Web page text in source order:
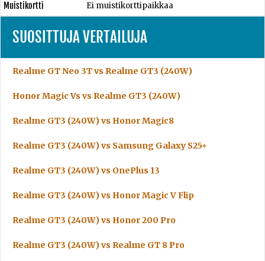
Muistikortti
Ei muistikorttipaikkaa
SUOSITTUJA VERTAILUJA
Realme GT Neo 3T vs Realme GT3 (240W)
Honor Magic Vs vs Realme GT3 (240W)
Realme GT3 (240W) vs Honor Magic8
Realme GT3 (240W) vs Samsung Galaxy S25+
Realme GT3 (240W) vs OnePlus 13
Realme GT3 (240W) vs Honor Magic V Flip
Realme GT3 (240W) vs Honor 200 Pro
Realme GT3 (240W) vs Realme GT 8 Pro